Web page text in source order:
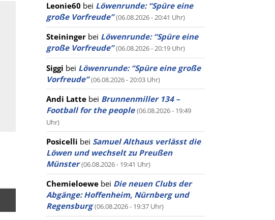
Leonie60 bei Löwenrunde: “Spüre eine
große Vorfreude” (06.08.2026 - 20:41 Uhr)
Steininger bei Löwenrunde: “Spüre eine
große Vorfreude” (06.08.2026 - 20:19 Uhr)
Siggi bei Löwenrunde: “Spüre eine große
Vorfreude” (06.08.2026 - 20:03 Uhr)
Andi Latte bei Brunnenmiller 134 –
Football for the people (06.08.2026 - 19:49
Uhr)
Posicelli bei Samuel Althaus verlässt die
Löwen und wechselt zu Preußen
Münster (06.08.2026 - 19:41 Uhr)
Chemieloewe bei Die neuen Clubs der
Abgänge: Hoffenheim, Nürnberg und
Regensburg (06.08.2026 - 19:37 Uhr)